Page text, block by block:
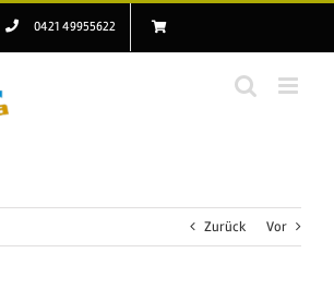
0421 49955622
Zurück Vor